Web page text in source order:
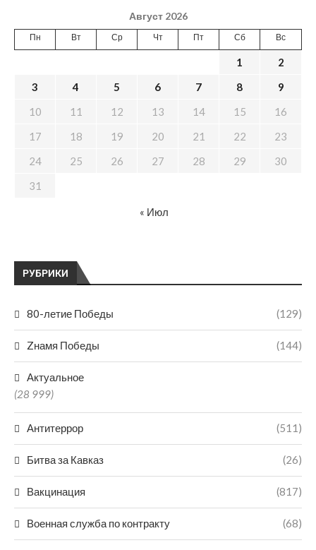
РУБРИКИ
80-летие Победы (129)
Zнамя Победы (144)
Актуальное
(28 999)
Антитеррор (511)
Битва за Кавказ (26)
Вакцинация (817)
Военная служба по контракту (68)
Август 2026
Пн Вт Ср Чт Пт Сб Вс
1
2
3
4 5 6 7 8
9
10
11 12 13 14 15
16
17
18 19 20 21 22
23
24
25 26 27 28 29
30
31
« Июл